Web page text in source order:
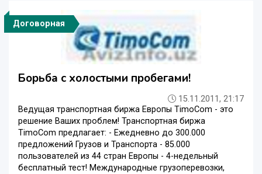
Договорная
Борьба с холостыми пробегами!
15.11.2011, 21:17
Ведущая транспортная биржа Европы TimoCom - это
решение Ваших проблем! Транспортная биржа
TimoCom предлагает: - Ежедневно до 300.000
предложений Грузов и Транспорта - 85.000
пользователей из 44 стран Европы - 4-недельный
бесплатный тест! Международные грузоперевозки,